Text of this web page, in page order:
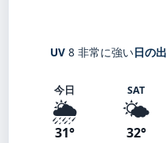
UV 8 非常に強い日の出
今日
🌦️
31°
SAT
🌤️
32°